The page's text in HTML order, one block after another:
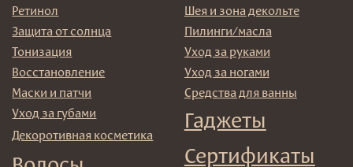
© 2025 Institute Store